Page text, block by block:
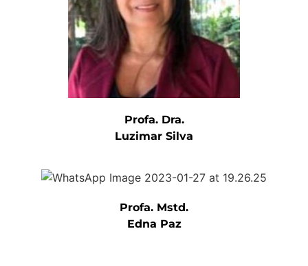
Profa. Dra.
Luzimar Silva
Profa. Mstd.
Edna Paz